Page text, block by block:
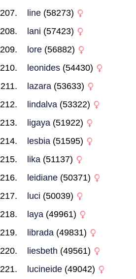
line (58273)
lani (57423)
lore (56882)
leonides (54430)
lazara (53633)
lindalva (53322)
ligaya (51922)
lesbia (51595)
lika (51137)
leidiane (50371)
luci (50039)
laya (49961)
librada (49831)
liesbeth (49561)
lucineide (49042)